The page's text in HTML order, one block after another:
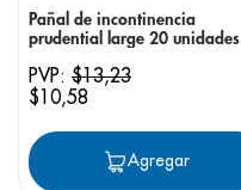
Pañal de incontinencia
prudential large 20 unidades
PVP: $13,23
$10,58
Agregar